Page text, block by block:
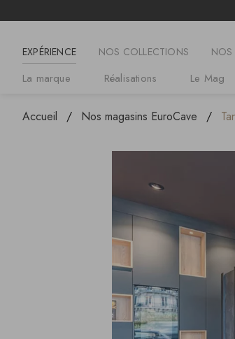
EXPÉRIENCE
La marque Réalisations Le Mag
NOS COLLECTIONS NOS
Accueil Nos magasins EuroCave